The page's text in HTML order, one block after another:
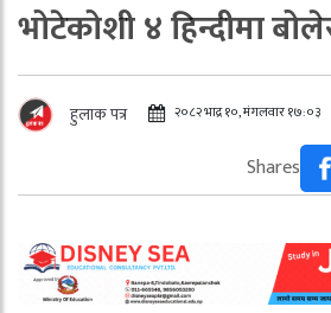
भोटेकोशी ४ हिन्दीमा
हुलाक पत्र २०८२ भाद्र १०, मंगलवार १७:०३
Shares